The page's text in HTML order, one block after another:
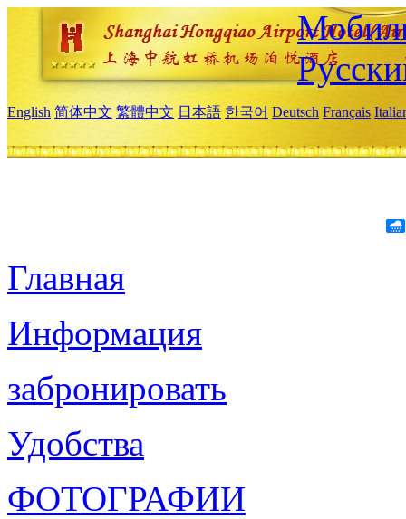
English 简体中文 繁體中文 日本語 한국어 Deutsch Français
Главная
Информация
забронировать
Удобства
ФОТОГРАФИИ